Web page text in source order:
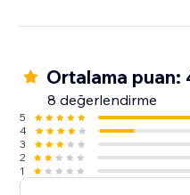
Ortalama puan:
8 değerlendirme
5
4
3
2
1